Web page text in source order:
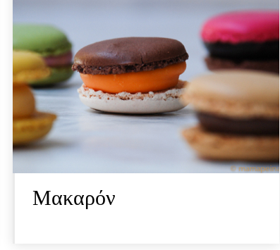
Μακαρόν